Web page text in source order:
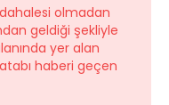
olmadan
geldiği şekliyle
yer alan
haberi geçen